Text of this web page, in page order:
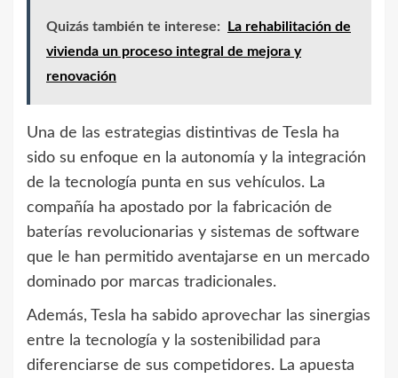
Quizás también te interese:
La rehabilitación de
vivienda un proceso integral de mejora y
renovación
Una de las estrategias distintivas de Tesla ha
sido su enfoque en la autonomía y la integración
de la tecnología punta en sus vehículos. La
compañía ha apostado por la fabricación de
baterías revolucionarias y sistemas de software
que le han permitido aventajarse en un mercado
dominado por marcas tradicionales.
Además, Tesla ha sabido aprovechar las sinergias
entre la tecnología y la sostenibilidad para
diferenciarse de sus competidores. La apuesta